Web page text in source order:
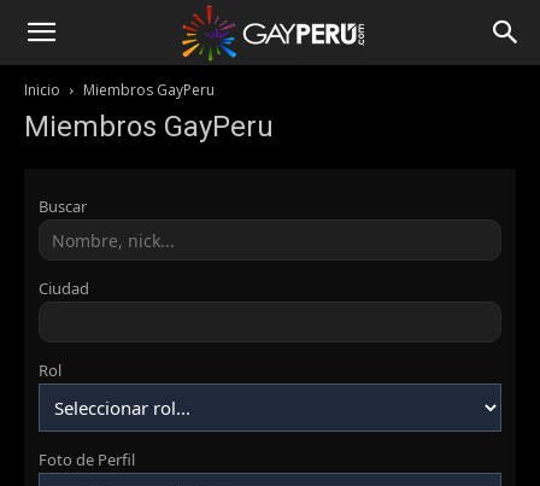
Inicio Miembros GayPeru
Miembros GayPeru
Buscar
Ciudad
Rol
Foto de Perfil